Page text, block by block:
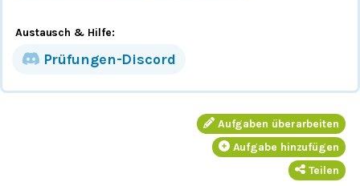
Austausch & Hilfe:
Prüfungen-Discord
Aufgaben überarbeiten
Aufgabe hinzufügen
Teilen